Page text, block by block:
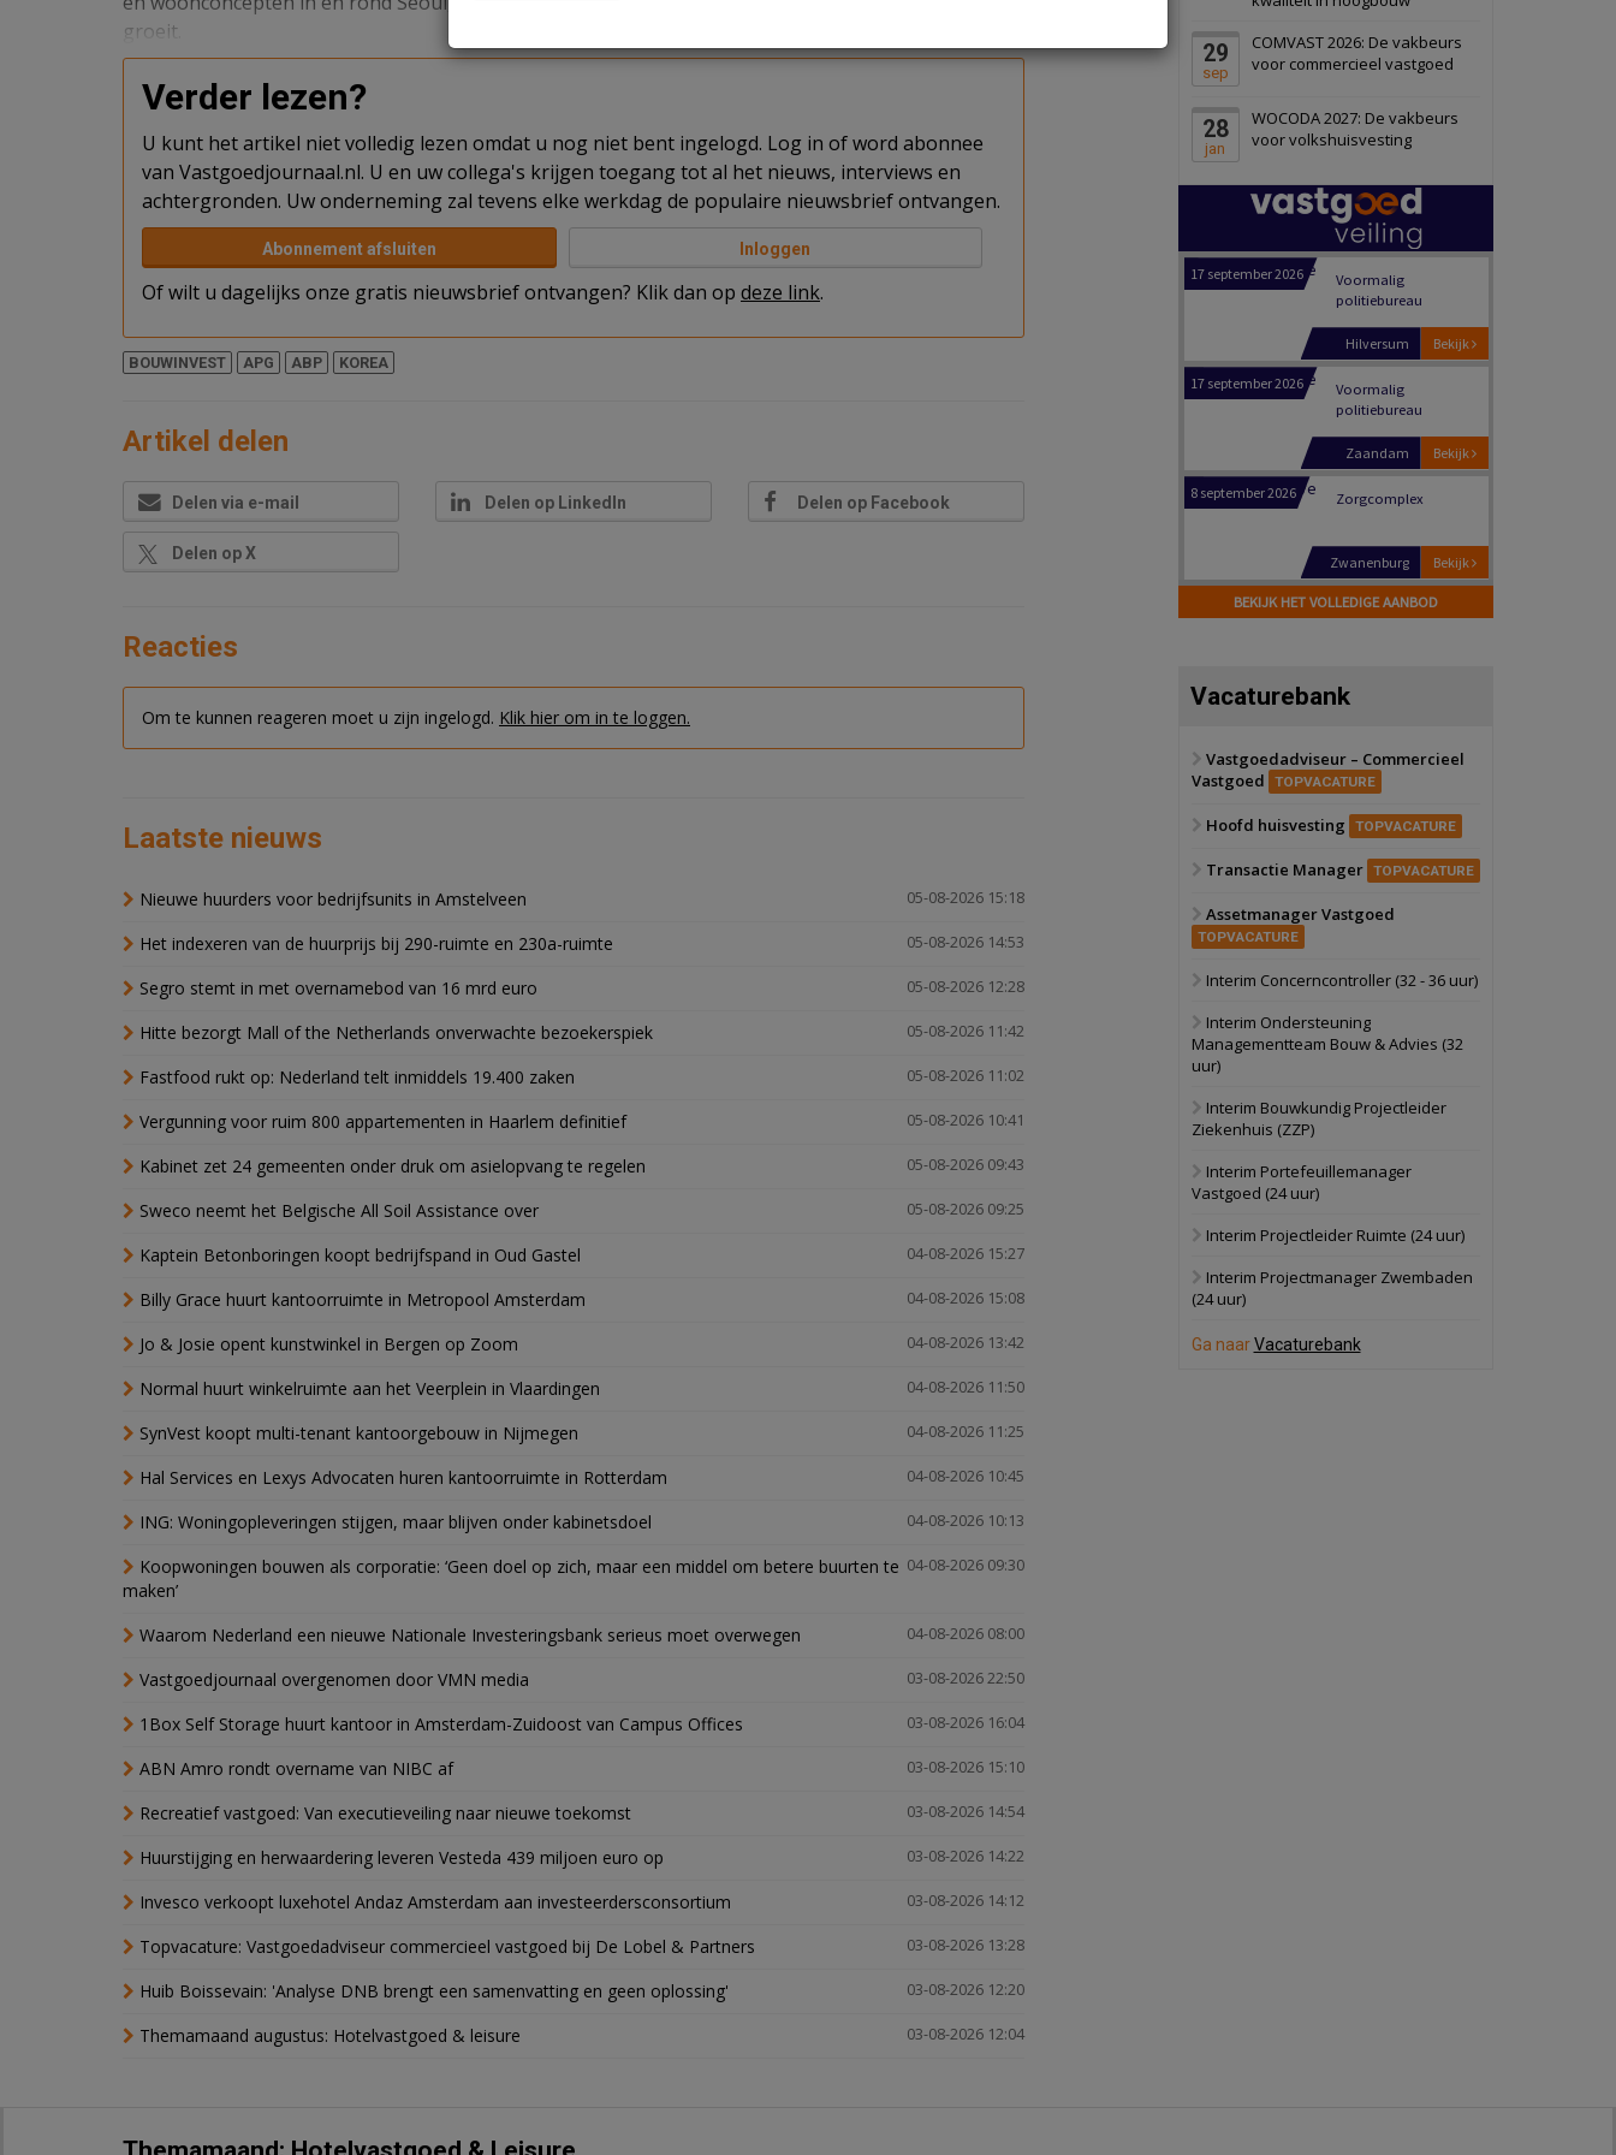
groeit.
Verder lezen?
U kunt het artikel niet volledig lezen omdat u nog niet bent ingelogd. Log in of word abonnee
van Vastgoedjournaal.nl. U en uw collega's krijgen toegang tot al het nieuws, interviews en
achtergronden. Uw onderneming zal tevens elke werkdag de populaire nieuwsbrief ontvangen.
Abonnement afsluiten Inloggen
Of wilt u dagelijks onze gratis nieuwsbrief ontvangen? Klik dan op deze link.
BOUWINVEST APG ABP KOREA
Artikel delen
Delen via e-mail Delen op LinkedIn Delen op Facebook
Delen op X
Reacties
Om te kunnen reageren moet u zijn ingelogd. Klik hier om in te loggen.
Laatste nieuws
05-08-2026 15:18
Nieuwe huurders voor bedrijfsunits in Amstelveen
05-08-2026 14:53
Het indexeren van de huurprijs bij 290-ruimte en 230a-ruimte
05-08-2026 12:28
Segro stemt in met overnamebod van 16 mrd euro
05-08-2026 11:42
Hitte bezorgt Mall of the Netherlands onverwachte bezoekerspiek
05-08-2026 11:02
Fastfood rukt op: Nederland telt inmiddels 19.400 zaken
05-08-2026 10:41
Vergunning voor ruim 800 appartementen in Haarlem definitief
05-08-2026 09:43
Kabinet zet 24 gemeenten onder druk om asielopvang te regelen
05-08-2026 09:25
Sweco neemt het Belgische All Soil Assistance over
04-08-2026 15:27
Kaptein Betonboringen koopt bedrijfspand in Oud Gastel
04-08-2026 15:08
Billy Grace huurt kantoorruimte in Metropool Amsterdam
04-08-2026 13:42
Jo & Josie opent kunstwinkel in Bergen op Zoom
04-08-2026 11:50
Normal huurt winkelruimte aan het Veerplein in Vlaardingen
04-08-2026 11:25
SynVest koopt multi-tenant kantoorgebouw in Nijmegen
04-08-2026 10:45
Hal Services en Lexys Advocaten huren kantoorruimte in Rotterdam
04-08-2026 10:13
ING: Woningopleveringen stijgen, maar blijven onder kabinetsdoel
04-08-2026 09:30
Koopwoningen bouwen als corporatie: ‘Geen doel op zich, maar een middel om betere buurten te
maken’
04-08-2026 08:00
Waarom Nederland een nieuwe Nationale Investeringsbank serieus moet overwegen
03-08-2026 22:50
Vastgoedjournaal overgenomen door VMN media
03-08-2026 16:04
1Box Self Storage huurt kantoor in Amsterdam-Zuidoost van Campus Offices
03-08-2026 15:10
ABN Amro rondt overname van NIBC af
03-08-2026 14:54
Recreatief vastgoed: Van executieveiling naar nieuwe toekomst
03-08-2026 14:22
Huurstijging en herwaardering leveren Vesteda 439 miljoen euro op
03-08-2026 14:12
Invesco verkoopt luxehotel Andaz Amsterdam aan investeerdersconsortium
03-08-2026 13:28
Topvacature: Vastgoedadviseur commercieel vastgoed bij De Lobel & Partners
03-08-2026 12:20
Huib Boissevain: 'Analyse DNB brengt een samenvatting en geen oplossing'
03-08-2026 12:04
Themamaand augustus: Hotelvastgoed & leisure
29
sep
COMVAST 2026: De vakbeurs
voor commercieel vastgoed
28
jan
WOCODA 2027: De vakbeurs
voor volkshuisvesting
Panheel
17 september 2026
Voormalig
Bekijk
Dordrecht
17 september 2026
politiebureau
Hilversum
17 september 2026
Voormalig
politiebureau
Bekijk
Zaandam
8 september 2026 Zorgcomplex
Bekijk
Zwanenburg
6 oktober 2026 Transformatieobject
Bekijk
Schiedam
22 september 2026 Attractiepark
Schuinesloot
27 augustus 2026 Binnenvaartschip
17 september 2026
17 september 2026
Voormalig
Bekijk
Hilversum
politiebureau
BEKIJK HET VOLLEDIGE AANBOD
Vacaturebank
Vastgoedadviseur – Commercieel
Vastgoed
TOPVACATURE
Hoofd huisvesting TOPVACATURE
Transactie Manager TOPVACATURE
Assetmanager Vastgoed
TOPVACATURE
Interim Concerncontroller (32 - 36 uur)
Interim Ondersteuning
Managementteam Bouw & Advies (32
uur)
Interim Bouwkundig Projectleider
Ziekenhuis (ZZP)
Interim Portefeuillemanager
Vastgoed (24 uur)
Interim Projectleider Ruimte (24 uur)
Interim Projectmanager Zwembaden
(24 uur)
Ga naarVacaturebank